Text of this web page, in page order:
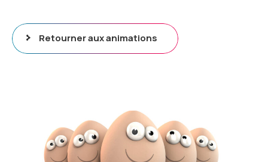
Retourner aux animations